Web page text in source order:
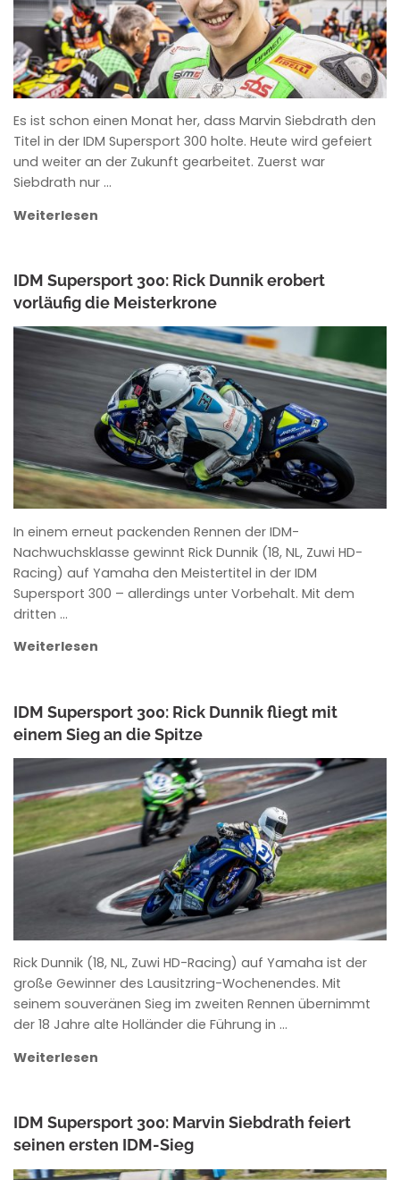
Es ist schon einen Monat her, dass Marvin Siebdrath den
Titel in der IDM Supersport 300 holte. Heute wird gefeiert
und weiter an der Zukunft gearbeitet. Zuerst war
Siebdrath nur …
Weiterlesen
IDM Supersport 300: Rick Dunnik erobert
vorläufig die Meisterkrone
ANKE WIECZOREK
In einem erneut packenden Rennen der IDM-
Nachwuchsklasse gewinnt Rick Dunnik (18, NL, Zuwi HD-
Racing) auf Yamaha den Meistertitel in der IDM
Supersport 300 – allerdings unter Vorbehalt. Mit dem
dritten …
Weiterlesen
IDM Supersport 300: Rick Dunnik fliegt mit
einem Sieg an die Spitze
ANKE WIECZOREK
Rick Dunnik (18, NL, Zuwi HD-Racing) auf Yamaha ist der
große Gewinner des Lausitzring-Wochenendes. Mit
seinem souveränen Sieg im zweiten Rennen übernimmt
der 18 Jahre alte Holländer die Führung in …
Weiterlesen
IDM Supersport 300: Marvin Siebdrath feiert
seinen ersten IDM-Sieg